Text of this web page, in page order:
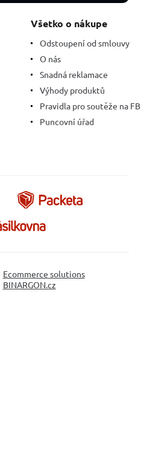
Všetko o nákupe
Odstoupení od smlouvy
O nás
Snadná reklamace
Výhody produktů
Pravidla pro soutěže na FB
Puncovní úřad
Ecommerce solutions
BINARGON.cz